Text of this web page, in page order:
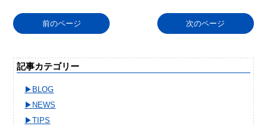
前のページ 次のページ
記事カテゴリー
BLOG
NEWS
TIPS